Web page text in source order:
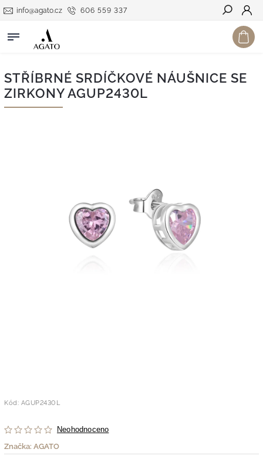
606 559 337
info@agato.cz
Hledat
STŘÍBRNÉ SRDÍČKOVÉ NÁUŠNICE SE
ZIRKONY AGUP2430L
Kód: AGUP2430L
Neohodnoceno
Značka: AGATO